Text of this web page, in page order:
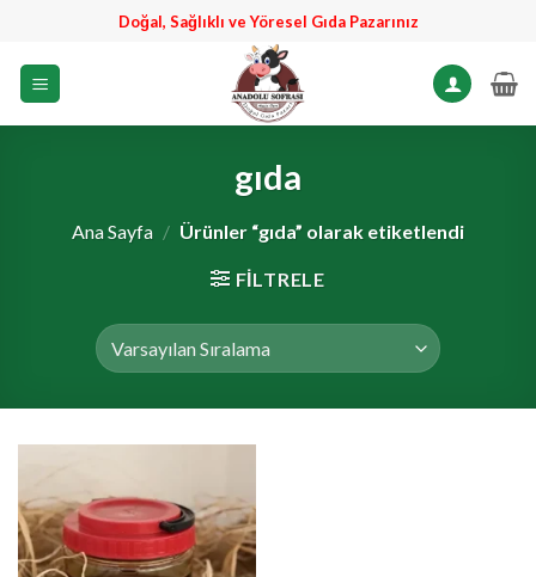
Doğal, Sağlıklı ve Yöresel Gıda Pazarınız
gıda
Ana Sayfa / Ürünler “gıda” olarak etiketlendi
FILTRELE